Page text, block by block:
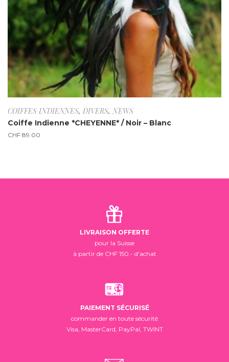
COIFFES INDIENNES, DIVERS, NEWS
Coiffe Indienne *CHEYENNE* / Noir – Blanc
CHF 89.00
LIVRAISON OFFERTE
pour la Suisse
à partir de CHF 150.- d'achat
PAIEMENT SÉCURISÉ
commander en toute sécurité
Visa, MasterCard, PayPal, TWINT